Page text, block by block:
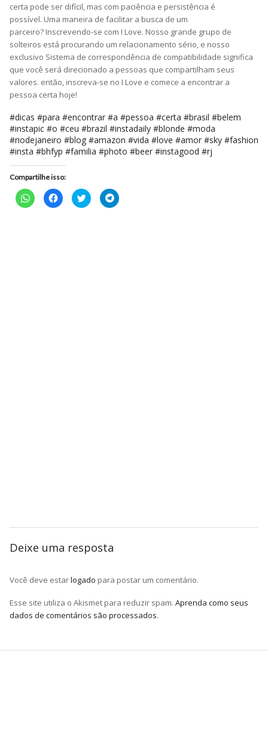
certa pode ser difícil, mas com paciência e persistência é
possível. Uma maneira de facilitar a busca de um
parceiro? Inscrevendo-se com I Love. Nosso grande grupo de
solteiros está procurando um relacionamento sério, e nosso
exclusivo Sistema de correspondência de compatibilidade significa
que você será direcionado a pessoas que compartilham seus
valores. então, inscreva-se no I Love e comece a encontrar a
pessoa certa hoje!
#dicas #para #encontrar #a #pessoa #certa #brasil #belem
#instapic #o #ceu #brazil #instadaily #blonde #moda
#riodejaneiro #blog #amazon #vida #love #amor #sky #fashion
#insta #bhfyp #familia #photo #beer #instagood #rj
Compartilhe isso:
Clique
para
compartilhar
Clique
para
compartilhar
Clique
para
compartilhar
Clique
para
Deixe uma resposta
Você deve estarlogado para postar um comentário.
Esse site utiliza o Akismet para reduzir spam. Aprenda como seus
dados de comentários são processados.